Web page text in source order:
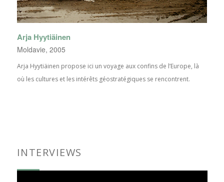
Arja Hyytiäinen
Moldavie, 2005
Arja Hyytiäinen propose ici un voyage aux confins de l’Europe, là
où les cultures et les intérêts géostratégiques se rencontrent.
INTERVIEWS